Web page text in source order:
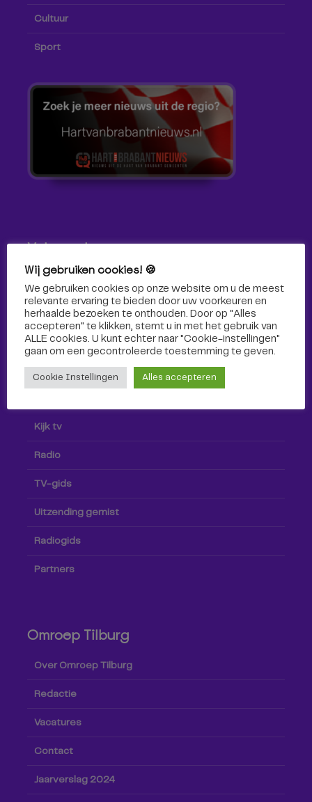
Cultuur
Sport
Volg ons!
Volg Omroep Tilburg niet alleen hier, maar ook via social
media!
Kijk tv
Radio
TV-gids
Uitzending gemist
Radiogids
Partners
Omroep Tilburg
Over Omroep Tilburg
Redactie
Vacatures
Contact
Jaarverslag 2024
Wij gebruiken cookies! 🍪
We gebruiken cookies op onze website om u de meest
relevante ervaring te bieden door uw voorkeuren en
herhaalde bezoeken te onthouden. Door op "Alles
accepteren" te klikken, stemt u in met het gebruik van
ALLE cookies. U kunt echter naar "Cookie-instellingen"
gaan om een ​​gecontroleerde toestemming te geven.
Cookie Instellingen Alles accepteren